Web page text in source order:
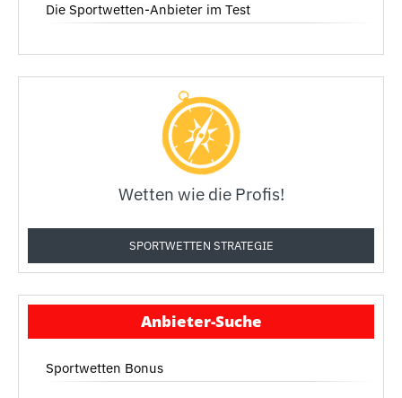
Die Sportwetten-Anbieter im Test
Wetten wie die Profis!
SPORTWETTEN STRATEGIE
Anbieter-Suche
Sportwetten Bonus